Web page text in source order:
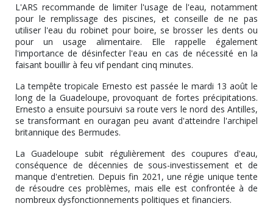
L'ARS recommande de limiter l'usage de l'eau, notamment
pour le remplissage des piscines, et conseille de ne pas
utiliser l'eau du robinet pour boire, se brosser les dents ou
pour un usage alimentaire. Elle rappelle également
l'importance de désinfecter l'eau en cas de nécessité en la
faisant bouillir à feu vif pendant cinq minutes.
La tempête tropicale Ernesto est passée le mardi 13 août le
long de la Guadeloupe, provoquant de fortes précipitations.
Ernesto a ensuite poursuivi sa route vers le nord des Antilles,
se transformant en ouragan peu avant d'atteindre l'archipel
britannique des Bermudes.
La Guadeloupe subit régulièrement des coupures d'eau,
conséquence de décennies de sous-investissement et de
manque d'entretien. Depuis fin 2021, une régie unique tente
de résoudre ces problèmes, mais elle est confrontée à de
nombreux dysfonctionnements politiques et financiers.